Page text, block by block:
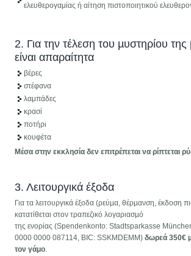
ελευθερογαμίας ή αίτηση πιστοποιητικού
2. Για την τέλεση του µυστηρίου
είναι απαραίτητα
βέρες
στέφανα
λαμπάδες
κρασί
ποτήρι
κουφέτα
Μέσα στην εκκλησία δεν επιτρέπεται να ρίπτεται
3. Λειτουργικά έξοδα
Για τα λειτουργικά έξοδα (ρεύµα, θέρµανση, έκδοση
κατατίθεται στον τραπεζικό λογαριασµό
της ενορίας (Spendenkonto: Stadtsparkasse
0000 0000 087114, BIC: SSKMDEMM)δωρεά 350€
τον γάμο